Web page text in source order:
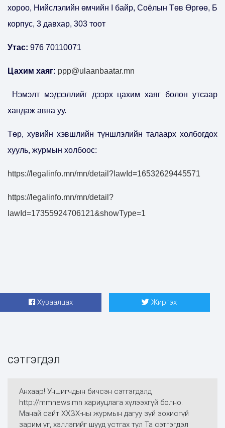
хороо, Нийслэлийн өмчийн I байр, Соёлын Төв Өргөө, Б
корпус, 3 давхар, 303 тоот
Утас: 976 70110071
Цахим хаяг: ppp@ulaanbaatar.mn
Нэмэлт мэдээллийг дээрх цахим хаяг болон утсаар
хандаж авна уу.
Төр, хувийн хэвшлийн түншлэлийн талаарх холбогдох
хууль, журмын холбоос:
https://legalinfo.mn/mn/detail?lawId=16532629445571
https://legalinfo.mn/mn/detail?
lawId=17355924706121&showType=1
Хуваалцах Жиргэх
СЭТГЭГДЭЛ
Анхаар! Уншигчдын бичсэн сэтгэгдэлд
http://mmnews.mn хариуцлага хүлээхгүй болно.
Манай сайт ХХЗХ-ны журмын дагуу зүй зохисгүй
зарим үг, хэллэгийг шууд устгах тул Та сэтгэгдэл